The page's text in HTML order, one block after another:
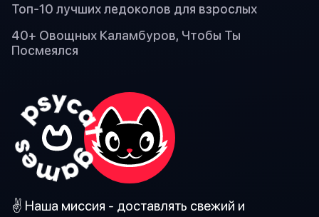
Топ-10 лучших ледоколов для взрослых
40+ Овощных Каламбуров, Чтобы Ты
Посмеялся
✌️ Наша миссия - доставлять свежий и